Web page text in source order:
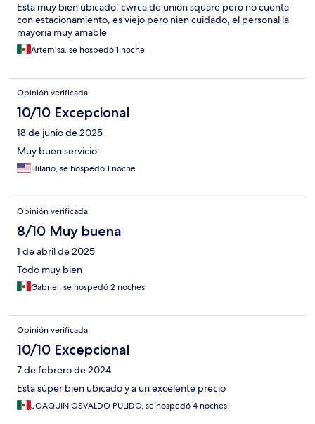
Esta muy bien ubicado, cwrca de union square pero no cuenta
con estacionamiento, es viejo pero nien cuidado, el personal la
mayoria muy amable
Artemisa, se hospedó 1 noche
Opinión verificada
10/10 Excepcional
18 de junio de 2025
Muy buen servicio
Hilario, se hospedó 1 noche
Opinión verificada
8/10 Muy buena
1 de abril de 2025
Todo muy bien
Gabriel, se hospedó 2 noches
Opinión verificada
10/10 Excepcional
7 de febrero de 2024
Esta súper bien ubicado y a un excelente precio
JOAQUIN OSVALDO PULIDO, se hospedó 4 noches